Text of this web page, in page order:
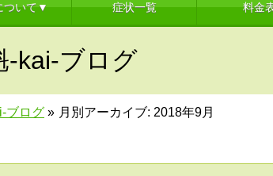
ついて▼ 症状一覧 料金
-kai-ブログ
ブログ » 月別アーカイブ: 2018年9月